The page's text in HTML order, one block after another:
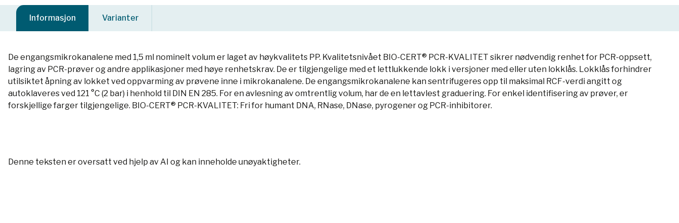
Informasjon Varianter
De engangsmikrokanalene med 1,5 ml nominelt volum er laget av høykvalitets PP. Kvalitetsnivået BIO-CERT® PCR-KVALITET sikrer nødvendig renhet for PCR-oppsett,
lagring av PCR-prøver og andre applikasjoner med høye renhetskrav. De er tilgjengelige med et lettlukkende lokk i versjoner med eller uten lokklås. Lokklås forhindrer
utilsiktet åpning av lokket ved oppvarming av prøvene inne i mikrokanalene. De engangsmikrokanalene kan sentrifugeres opp til maksimal RCF-verdi angitt og
autoklaveres ved 121 °C (2 bar) i henhold til DIN EN 285. For en avlesning av omtrentlig volum, har de en lettavlest graduering. For enkel identifisering av prøver, er
forskjellige farger tilgjengelige. BIO-CERT® PCR-KVALITET: Fri for humant DNA, RNase, DNase, pyrogener og PCR-inhibitorer.
Denne teksten er oversatt ved hjelp av AI og kan inneholde unøyaktigheter.